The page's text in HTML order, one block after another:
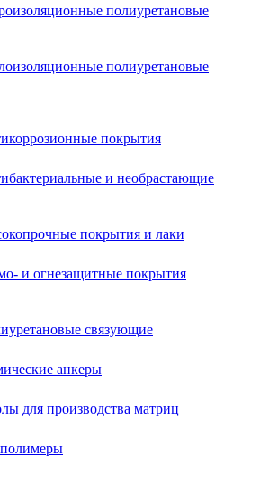
полиуретановые
полиуретановые
покрытия
и необрастающие
покрытия и лаки
и огнезащитные покрытия
связующие
анкеры
для производства матриц